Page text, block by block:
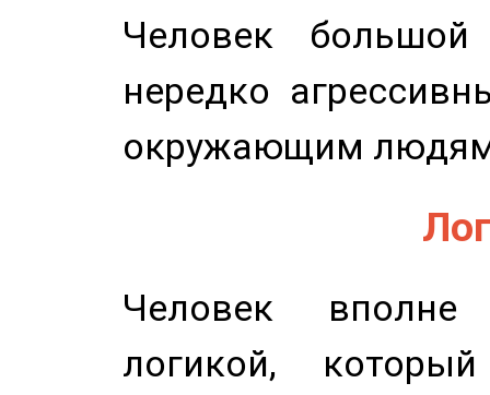
Человек
нередко
окружающим
Человек
логикой,